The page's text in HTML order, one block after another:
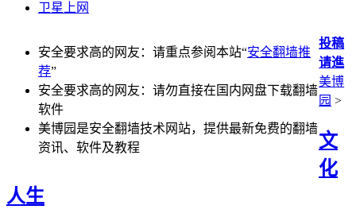
卫星上网
安全要求高的网友：请重点参阅本站“安全翻墙推
荐”
安全要求高的网友：请勿直接在国内网盘下载翻墙
软件
美博园是安全翻墙技术网站，提供最新免费的翻墙
资讯、软件及教程
投稿
请進
美博
园 >
文
化
人生